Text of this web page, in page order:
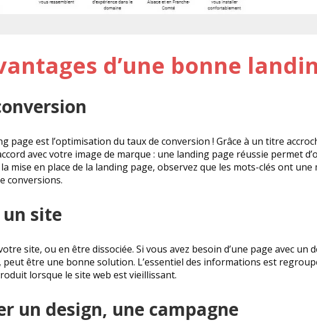
d’une bonne
page est l’optimisation du taux de conversion ! Grâce à un titre
avec votre image de marque : une landing page réussie permet
mise en place de la landing page, observez que les mots-clés ont
conversions.
site
site, ou en être dissociée. Si vous avez besoin d’une page avec un
peut être une bonne solution. L’essentiel des informations est
lorsque le site web est vieillissant.
un design, une campagne